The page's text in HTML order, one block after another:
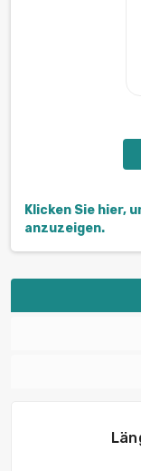
Klicken Sie hier,
anzuzeigen.